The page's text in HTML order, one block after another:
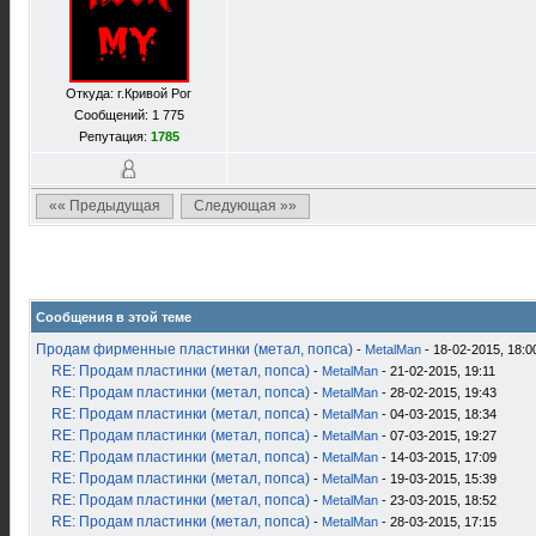
Откуда: г.Кривой Рог
Сообщений: 1 775
Репутация: 1785
«« Предыдущая Следующая »»
Сообщения в этой теме
Продам фирменные пластинки (метал, попса) - MetalMan - 18-02-2015,
RE: Продам пластинки (метал, попса) - MetalMan - 21-02-2015, 19:11
RE: Продам пластинки (метал, попса) - MetalMan - 28-02-2015, 19:43
RE: Продам пластинки (метал, попса) - MetalMan - 04-03-2015, 18:34
RE: Продам пластинки (метал, попса) - MetalMan - 07-03-2015, 19:27
RE: Продам пластинки (метал, попса) - MetalMan - 14-03-2015, 17:09
RE: Продам пластинки (метал, попса) - MetalMan - 19-03-2015, 15:39
RE: Продам пластинки (метал, попса) - MetalMan - 23-03-2015, 18:52
RE: Продам пластинки (метал, попса) - MetalMan - 28-03-2015, 17:15